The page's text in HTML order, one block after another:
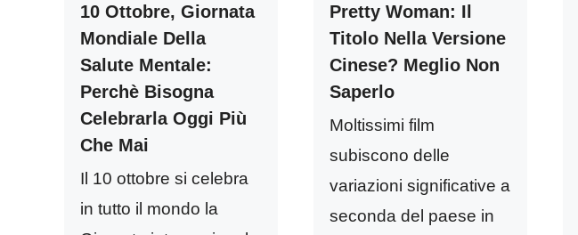
10 Ottobre, Giornata
Mondiale Della
Salute Mentale:
Perchè Bisogna
Celebrarla Oggi Più
Che Mai
Il 10 ottobre si celebra
in tutto il mondo la
Pretty Woman: Il
Titolo Nella Versione
Cinese? Meglio Non
Saperlo
Moltissimi film
subiscono delle
variazioni significative a
seconda del paese in